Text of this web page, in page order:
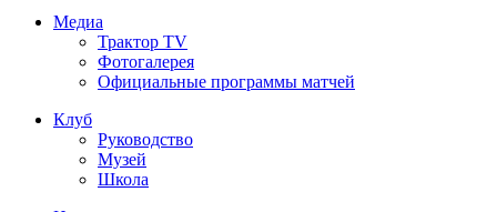
Медиа
Трактор TV
Фотогалерея
Официальные программы матчей
Клуб
Руководство
Музей
Школа